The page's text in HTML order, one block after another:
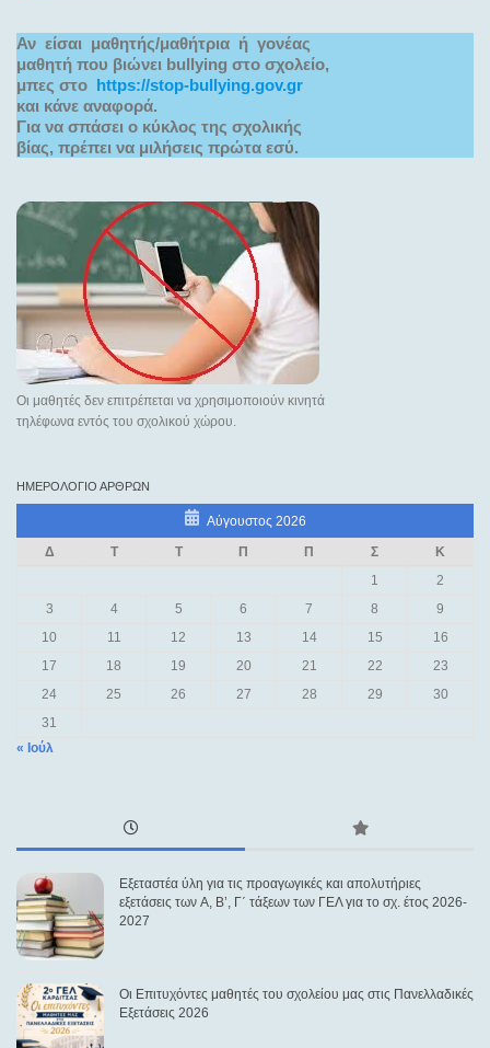
Αν  είσαι  μαθητής/μαθήτρια  ή  γονέας
μαθητή που βιώνει bullying στο σχολείο,
μπες στο https://stop-bullying.gov.gr
και κάνε αναφορά.
Για να σπάσει ο κύκλος της σχολικής
βίας, πρέπει να μιλήσεις πρώτα εσύ.
Οι μαθητές δεν επιτρέπεται να χρησιμοποιούν κινητά
τηλέφωνα εντός του σχολικού χώρου.
ΗΜΕΡΟΛΌΓΙΟ ΆΡΘΡΩΝ
Αύγουστος 2026
Δ
Τ Τ Π Π Σ
Κ
1
2
3
4 5 6 7 8
9
10
11 12 13 14 15
16
17
18 19 20 21 22
23
24
25 26 27 28 29
30
31
« Ιούλ
Eξεταστέα ύλη για τις προαγωγικές και απολυτήριες
εξετάσεις των A, B’, Γ΄ τάξεων των ΓΕΛ για το σχ. έτος 2026-
2027
Οι Επιτυχόντες μαθητές του σχολείου μας στις Πανελλαδικές
Εξετάσεις 2026